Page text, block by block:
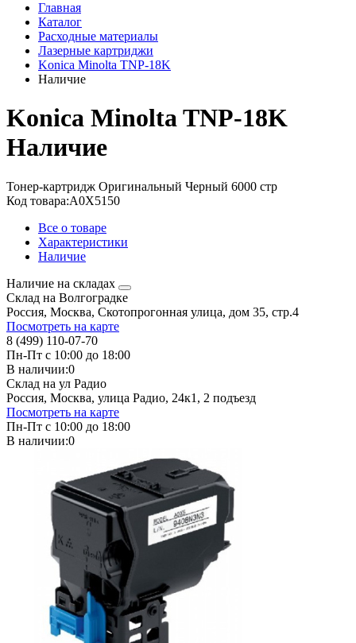
Главная
Каталог
Расходные материалы
Лазерные картриджи
Konica Minolta TNP-18K
Наличие
Konica Minolta TNP-18K
Наличие
Тонер-картридж Оригинальный Черный 6000 стр
Код товара:A0X5150
Все о товаре
Характеристики
Наличие
Наличие на складах
Склад на Волгоградке
Россия, Москва, Скотопрогонная улица, дом 35, стр.4
Посмотреть на карте
8 (499) 110-07-70
Пн-Пт с 10:00 до 18:00
В наличии:0
Склад на ул Радио
Россия, Москва, улица Радио, 24к1, 2 подъезд
Посмотреть на карте
Пн-Пт с 10:00 до 18:00
В наличии:0